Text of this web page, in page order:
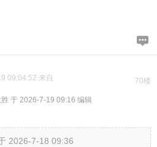
70楼
09:04:52 来自
于 2026-7-19 09:16 编辑
2026-7-18 09:36